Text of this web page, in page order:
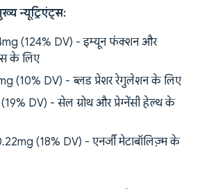
न्यूट्रिएंट्स:
(124% DV) - इम्यून फंक्शन और
के लिए
(10% DV) - ब्लड प्रेशर रेगुलेशन के लिए
DV) - सेल ग्रोथ और प्रेग्नेंसी हेल्थ के
(18% DV) - एनर्जी मेटाबॉलिज़्म के